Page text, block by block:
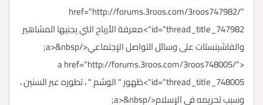
href="http://forums.3roos.com/3roos747982/"
id="thread_title_747982">معرفة الأرباح التي يجنيها المشاهير
والفاشينستات على وسائل التواصل الإجتماعي</a>&nbsp;
<a href="http://forums.3roos.com/3roos748005/"
id="thread_title_748005">ظهور " الوشم " ، تطوره عبر السنين ،
وسبب تحريمه في الإسلام</a>&nbsp;